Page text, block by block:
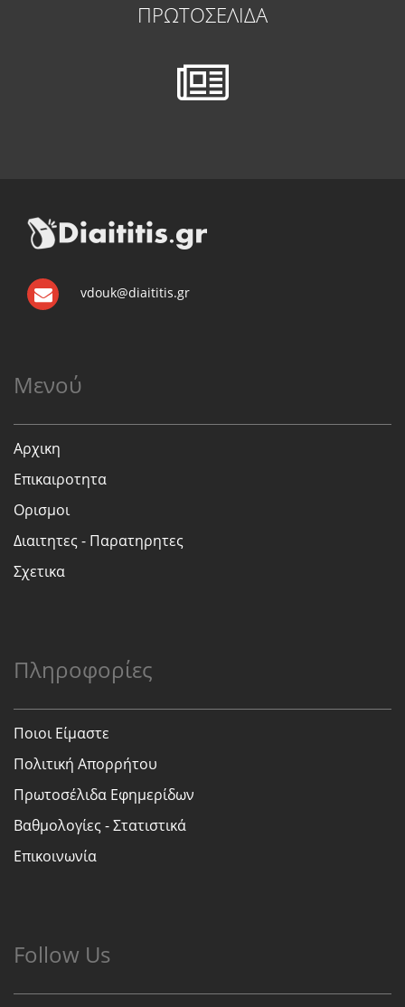
ΠΡΩΤΟΣΕΛΙΔΑ
vdouk@diaititis.gr
Μενού
Αρχικη
Επικαιροτητα
Ορισμοι
Διαιτητες - Παρατηρητες
Σχετικα
Πληροφορίες
Ποιοι Είμαστε
Πολιτική Απορρήτου
Πρωτοσέλιδα Εφημερίδων
Βαθμολογίες - Στατιστικά
Επικοινωνία
Follow Us